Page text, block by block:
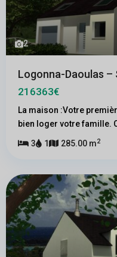
2
Logonna-Daoulas –
216363€
La maison :Votre
bien loger votre famille.
3 1 285.00 m2